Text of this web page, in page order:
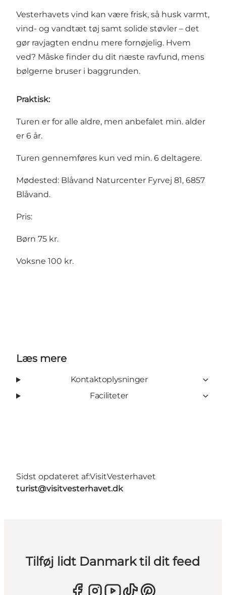
Vesterhavets vind kan være frisk, så husk varmt,
vind- og vandtæt tøj samt solide støvler – det
gør ravjagten endnu mere fornøjelig. Hvem
ved? Måske finder du dit næste ravfund, mens
bølgerne bruser i baggrunden.
Praktisk:
Turen er for alle aldre, men anbefalet min. alder
er 6 år.
Turen gennemføres kun ved min. 6 deltagere.
Mødested: Blåvand Naturcenter Fyrvej 81, 6857
Blåvand.
Pris:
Børn 75 kr.
Voksne 100 kr.
Læs mere
Kontaktoplysninger
Faciliteter
Sidst opdateret af:VisitVesterhavet
turist@visitvesterhavet.dk
Tilføj lidt Danmark til dit feed